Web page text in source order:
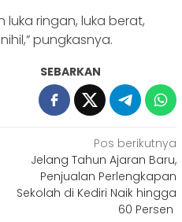
luka ringan, luka berat,
pungkasnya.
SEBARKAN
Pos berikutnya
‎Jelang Tahun Ajaran Baru,
Penjualan Perlengkapan
Sekolah di Kediri Naik hingga
60 Persen ‎